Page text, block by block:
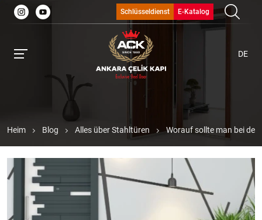
Schlüsseldienst E-Katalog
DE
Heim Blog Alles über Stahltüren Worauf sollte man bei der